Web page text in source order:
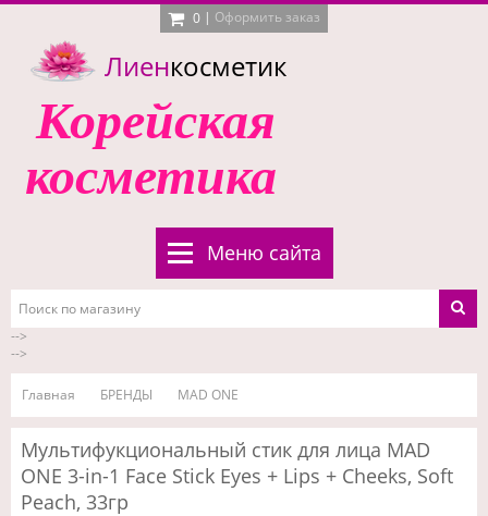
0 | Оформить заказ
Лиенкосметик
Корейская
косметика
Меню сайта
-->
-->
Главная БРЕНДЫ MAD ONE
Мультифукциональный стик для лица MAD
ONE 3-in-1 Face Stick Eyes + Lips + Cheeks, Soft
Peach, 33гр